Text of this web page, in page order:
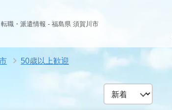
職・派遣情報 - 福島県 須賀川市
50歳以上歓迎